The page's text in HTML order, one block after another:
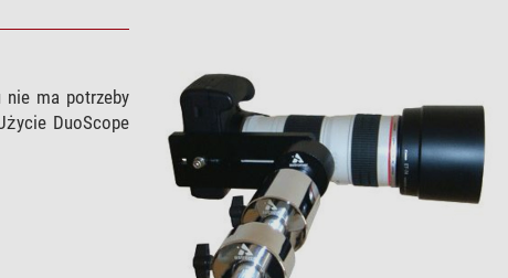
ma potrzeby
DuoScope